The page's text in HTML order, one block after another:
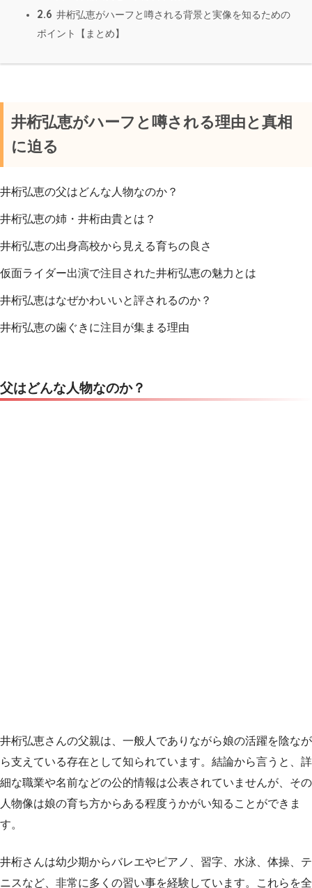
2.6 井桁弘恵がハーフと噂される背景と実像を知るための
ポイント【まとめ】
井桁弘恵がハーフと噂される理由と真相
に迫る
井桁弘恵の父はどんな人物なのか？
井桁弘恵の姉・井桁由貴とは？
井桁弘恵の出身高校から見える育ちの良さ
仮面ライダー出演で注目された井桁弘恵の魅力とは
井桁弘恵はなぜかわいいと評されるのか？
井桁弘恵の歯ぐきに注目が集まる理由
父はどんな人物なのか？
井桁弘恵さんの父親は、一般人でありながら娘の活躍を陰なが
ら支えている存在として知られています。結論から言うと、詳
細な職業や名前などの公的情報は公表されていませんが、その
人物像は娘の育ち方からある程度うかがい知ることができま
す。
井桁さんは幼少期からバレエやピアノ、習字、水泳、体操、テ
ニスなど、非常に多くの習い事を経験しています。これらを全